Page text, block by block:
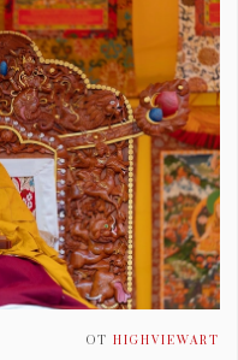
ОТ HIGHVIEWART